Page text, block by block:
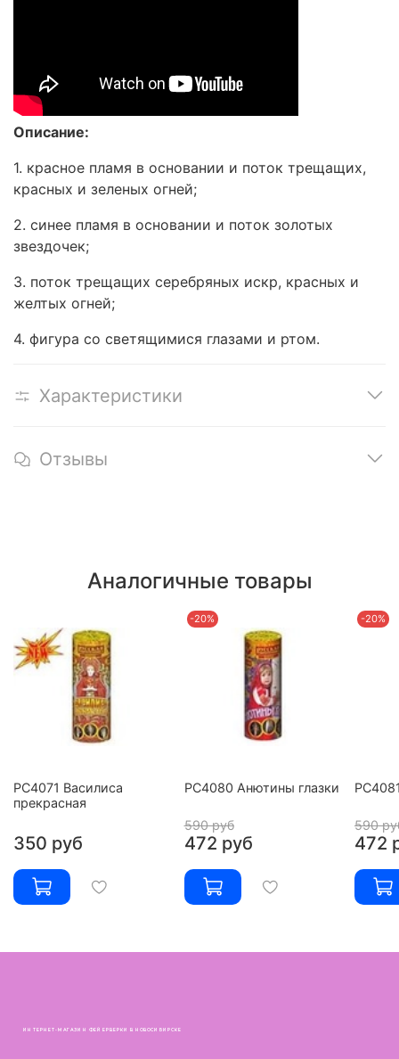
Описание:
1. красное пламя в основании и поток трещащих,
красных и зеленых огней;
2. синее пламя в основании и поток золотых
звездочек;
3. поток трещащих серебряных искр, красных и
желтых огней;
4. фигура со светящимися глазами и ртом.
Характеристики
Отзывы
Аналогичные товары
РС4071 Василиса
прекрасная
350 руб
-20%
РС4080 Анютины глазки
590 руб
472 руб
-20%
590
472
ИНТЕРНЕТ-МАГАЗИН ФЕЙЕРВЕРКИ В НОВОСИБИРСКЕ